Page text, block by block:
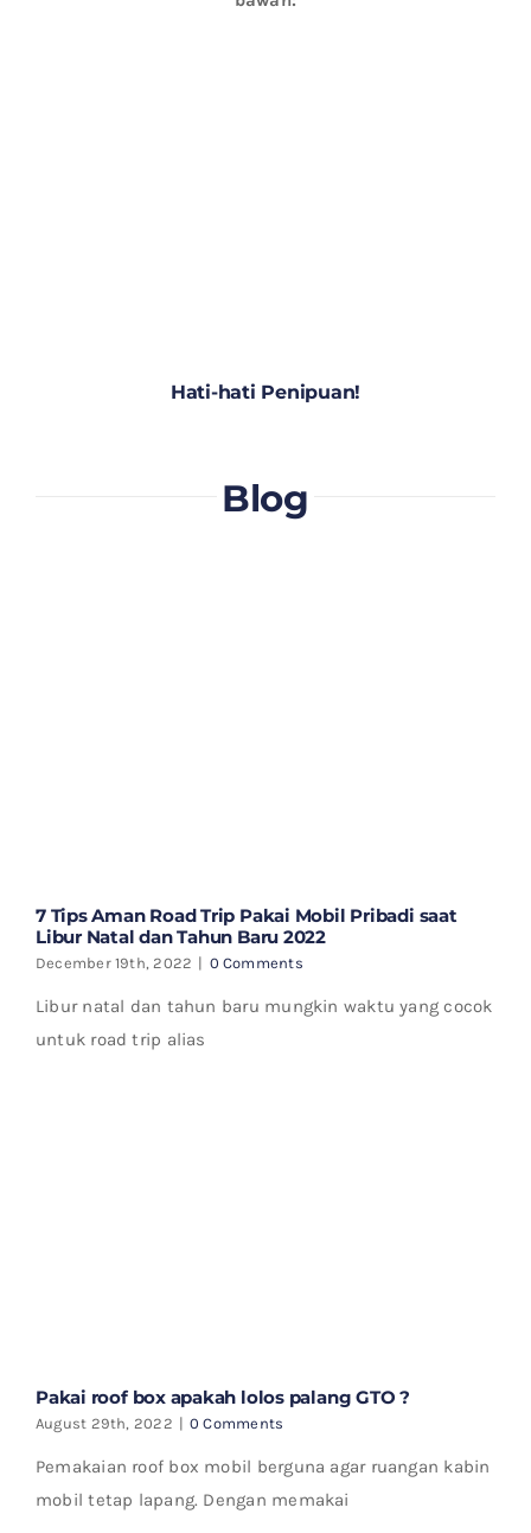
Hati-hati Penipuan!
Blog
7 Tips Aman Road Trip Pakai Mobil Pribadi saat
Libur Natal dan Tahun Baru 2022
December 19th, 2022 | 0 Comments
Libur natal dan tahun baru mungkin waktu yang cocok
untuk road trip alias
Pakai roof box apakah lolos palang GTO ?
August 29th, 2022 | 0 Comments
Pemakaian roof box mobil berguna agar ruangan kabin
mobil tetap lapang. Dengan memakai